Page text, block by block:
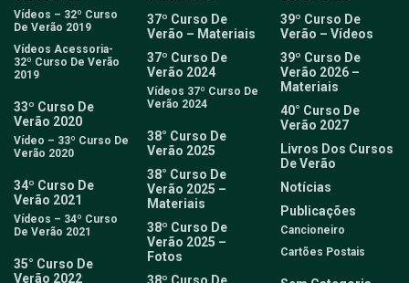
Vídeos – 32º Curso
De Verão 2019
Vídeos Acessoria-
32º Curso De Verão
2019
33º Curso De
Verão 2020
Vídeo – 33º Curso De
Verão 2020
34º Curso De
Verão 2021
Vídeos – 34º Curso
De Verão 2021
35° Curso De
Verão 2022
37º Curso De
Verão – Materiais
37º Curso De
Verão 2024
Vídeos 37º Curso De
Verão 2024
38° Curso De
Verão 2025
38° Curso De
Verão 2025 –
Materiais
38º Curso De
Verão 2025 –
Fotos
38º Curso De
39º Curso De
Verão – Vídeos
39º Curso De
Verão 2026 –
Materiais
40° Curso De
Verão 2027
Livros Dos Cursos
De Verão
Notícias
Publicações
Cancioneiro
Cartões Postais